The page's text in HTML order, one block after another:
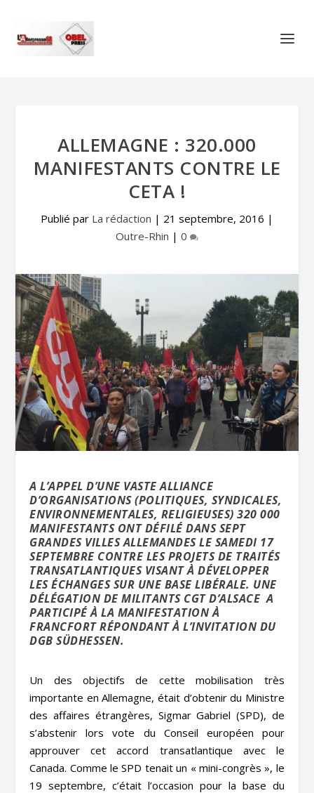
ALLEMAGNE : 320.000
MANIFESTANTS CONTRE LE
CETA !
Publié par La rédaction | 21 septembre, 2016 |
Outre-Rhin | 0
A L’APPEL D’UNE VASTE ALLIANCE
D’ORGANISATIONS (POLITIQUES, SYNDICALES,
ENVIRONNEMENTALES, RELIGIEUSES) 320 000
MANIFESTANTS ONT DÉFILÉ DANS SEPT
GRANDES VILLES ALLEMANDES LE SAMEDI 17
SEPTEMBRE CONTRE LES PROJETS DE TRAITÉS
TRANSATLANTIQUES VISANT À DÉVELOPPER
LES ÉCHANGES SUR UNE BASE LIBÉRALE. UNE
DÉLÉGATION DE MILITANTS CGT D’ALSACE A
PARTICIPÉ À LA MANIFESTATION À
FRANCFORT RÉPONDANT À L’INVITATION DU
DGB SÜDHESSEN.
Un des objectifs de cette mobilisation très
importante en Allemagne, était d’obtenir du Ministre
des affaires étrangères, Sigmar Gabriel (SPD), de
s’abstenir lors vote du Conseil européen pour
approuver cet accord transatlantique avec le
Canada. Comme le SPD tenait un « mini-congrès », le
19 septembre, c’était l’occasion pour la base du